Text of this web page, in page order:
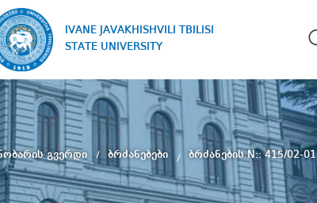
IVANE JAVAKHISHVILI TBILISI
STATE UNIVERSITY
გვერდი ბრძანებები ბრძანების N:: 415/02-01